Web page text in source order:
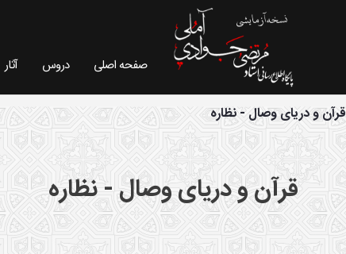
صفحه اصلی دروس آثار
فیش موضوعی - سایت استاد مرتضی جوادی آملی
قرآن و دریای وصال - نظاره
قرآن و دریای وصال - نظاره